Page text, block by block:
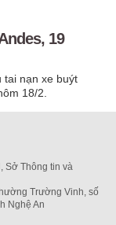
19
tai nạn xe buýt
18/2.
Sở Thông tin và
Trường Vinh, số
Nghệ An